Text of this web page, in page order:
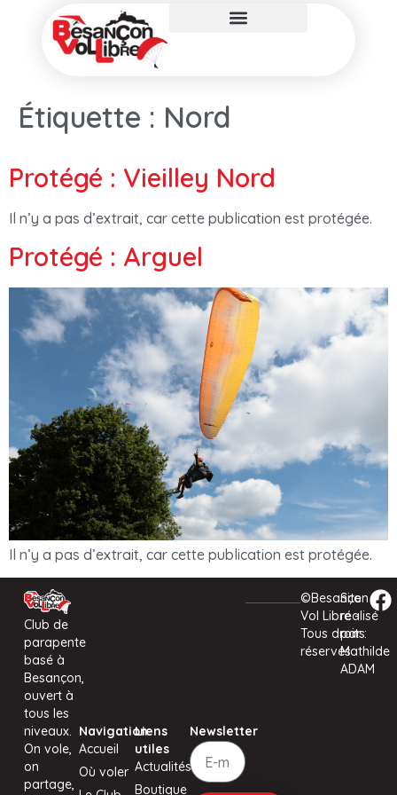
Étiquette : Nord
Protégé : Vieilley Nord
Il n’y a pas d’extrait, car cette publication est protégée.
Protégé : Arguel
Il n’y a pas d’extrait, car cette publication est protégée.
Club de
parapente
basé à
Besançon,
ouvert à
tous les
niveaux.
On vole,
on
partage,
Navigation
Accueil
Où voler
Liens
utiles
Actualités
Boutique
Newsletter
©Besançon
Vol Libre -
Tous droits
réservés
Site
réalisé
par :
Mathilde
ADAM